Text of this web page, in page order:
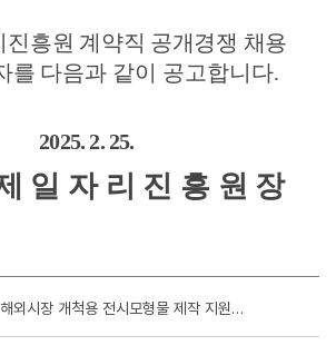
흥원 계약직 공개경쟁 채용
를 다음과 같이 공고합니다.
2025. 2. 25.
일자리진흥원장
2025년 해외시장 개척용 전시모형물 제작 지원사업 참가기업 모집 공고